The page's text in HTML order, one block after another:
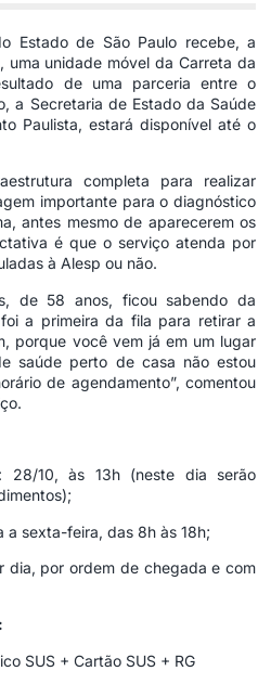
Estado de São Paulo recebe, a
unidade móvel da Carreta da
de uma parceria entre o
a Secretaria de Estado da Saúde
Paulista, estará disponível até o
completa para realizar
importante para o diagnóstico
antes mesmo de aparecerem os
é que o serviço atenda por
à Alesp ou não.
de 58 anos, ficou sabendo da
a primeira da fila para retirar a
porque você vem já em um lugar
saúde perto de casa não estou
de agendamento”, comentou
28/10, às 13h (neste dia serão
a sexta-feira, das 8h às 18h;
dia, por ordem de chegada e com
SUS + Cartão SUS + RG